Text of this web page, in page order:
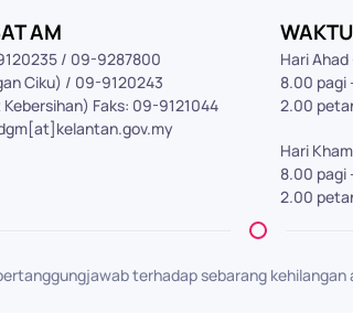
AM
/ 09-9287800
Ciku) / 09-9120243
Faks: 09-9121044
Hari Ahad
8.00 pagi
2.00
Hari
8.00 pagi
2.00
terhadap sebarang